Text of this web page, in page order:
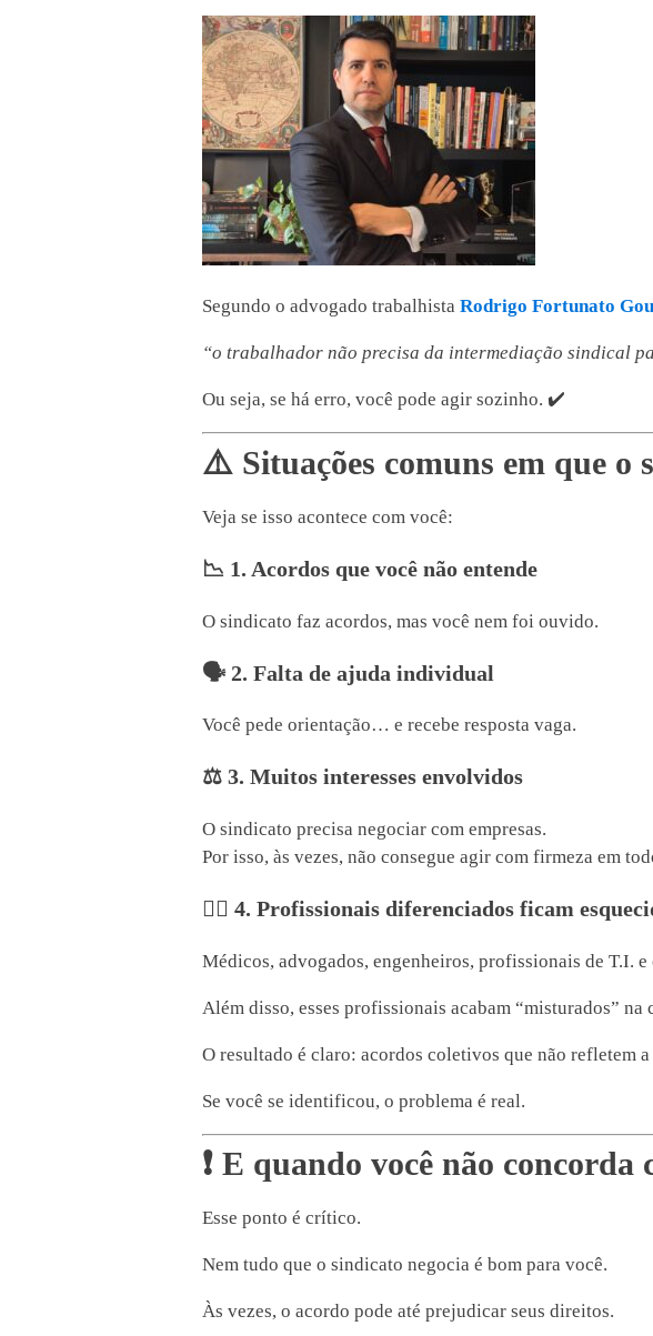
Segundo o advogado trabalhista Rodrigo Fortunato
“o trabalhador não precisa da intermediação sindical
Ou seja, se há erro, você pode agir sozinho. ✔️
⚠️ Situações comuns em que o
Veja se isso acontece com você:
📉 1. Acordos que você não entende
O sindicato faz acordos, mas você nem foi ouvido.
🗣️ 2. Falta de ajuda individual
Você pede orientação… e recebe resposta vaga.
⚖️ 3. Muitos interesses envolvidos
O sindicato precisa negociar com empresas.
Por isso, às vezes, não consegue agir com firmeza em
🧑‍⚕️ 4. Profissionais diferenciados ficam
Médicos, advogados, engenheiros, profissionais de T.I.
Além disso, esses profissionais acabam “misturados”
O resultado é claro: acordos coletivos que não refletem
Se você se identificou, o problema é real.
❗ E quando você não concorda
Esse ponto é crítico.
Nem tudo que o sindicato negocia é bom para você.
Às vezes, o acordo pode até prejudicar seus direitos.